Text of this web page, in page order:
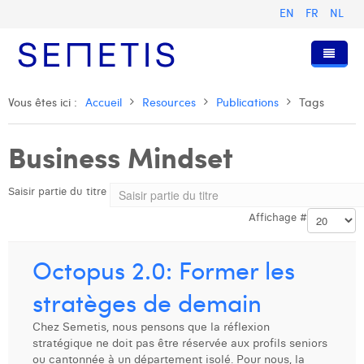
EN FR NL
Accueil
Services
Publicité Digitale
Digital Business Intelligence
Formations
Qui sommes-nous ?
Notre histoire
Anouk Allegaert
Arthur Collard
Camille Servais
Charlie Deschamps
Nos valeurs
Omnicom Media Group
Certifications
Ressources
Présentations et Cas
Communiqués de presse
Rejoignez-nous
Digital Business Consultant NL
Digital Business Analyst
Digital Business Intern
Vous êtes ici : Accueil Resources Publications Tags
Business Mindset
Saisir partie du titre
Affichage #
Octopus 2.0: Former les
stratèges de demain
Chez Semetis, nous pensons que la réflexion
stratégique ne doit pas être réservée aux profils seniors
ou cantonnée à un département isolé. Pour nous, la